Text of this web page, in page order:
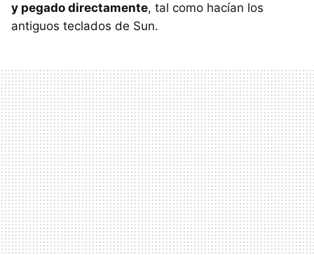
y pegado directamente, tal como hacían los
antiguos teclados de Sun.